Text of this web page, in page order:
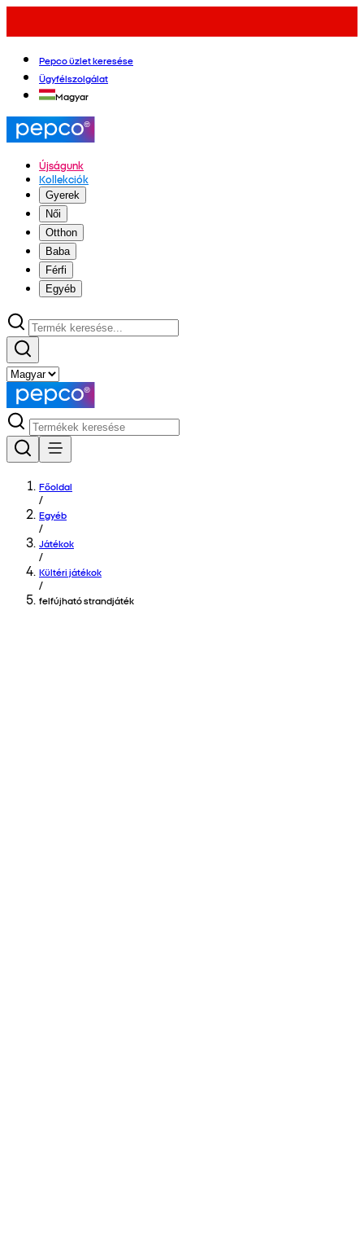
Pepco üzlet keresése
Ügyfélszolgálat
Magyar
Újságunk
Kollekciók
Gyerek
Női
Otthon
Baba
Férfi
Egyéb
Főoldal
/
Egyéb
/
Játékok
/
Kültéri játékok
/
felfújható strandjáték